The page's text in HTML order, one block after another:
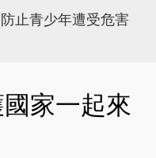
止青少年遭受危害
家一起來